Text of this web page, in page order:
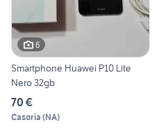
6
Smartphone Huawei P10 Lite
Nero 32gb
70 €
Casoria (NA)